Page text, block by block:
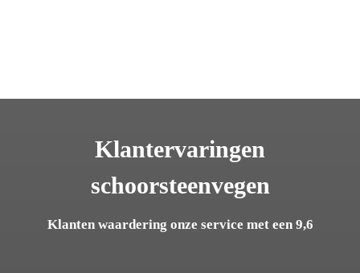
Klantervaringen
schoorsteenvegen
Klanten waardering onze service met een 9,6